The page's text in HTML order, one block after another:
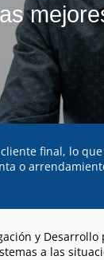
final, lo
o
y
a las